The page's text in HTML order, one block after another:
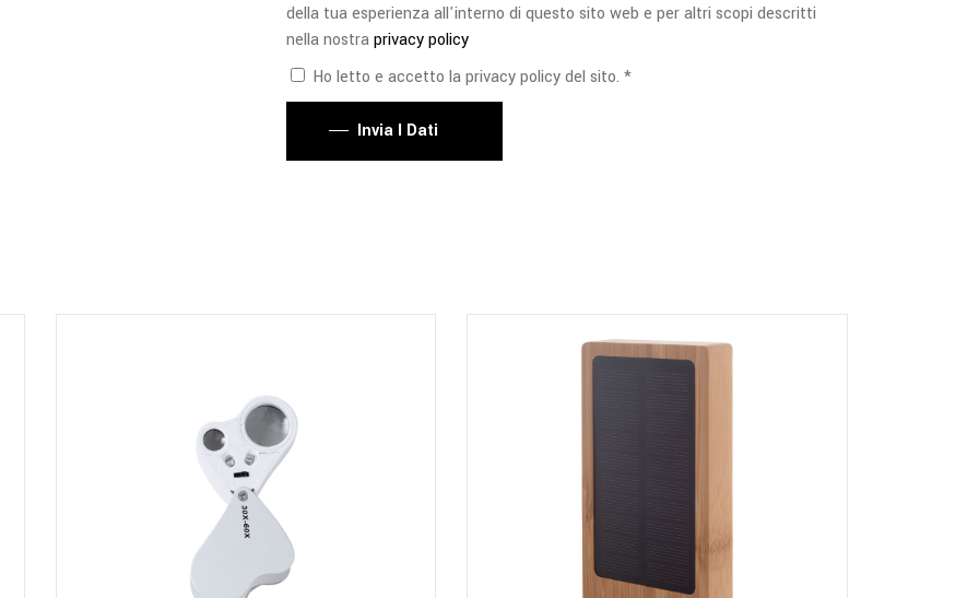
della tua esperienza all'interno di questo sito web e per altri scopi descritti
nella nostraprivacy policy
Ho letto e accetto la privacy policy del sito. *
Invia I Dati